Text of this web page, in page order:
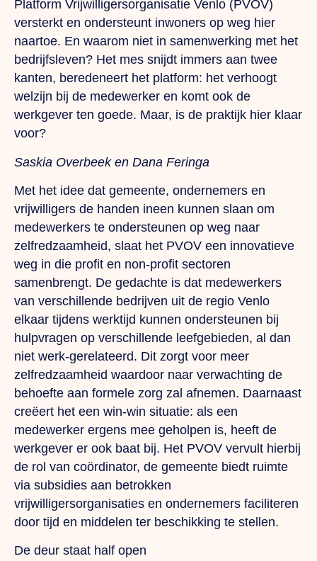
Platform Vrijwilligersorganisatie Venlo (PVOV)
versterkt en ondersteunt inwoners op weg hier
naartoe. En waarom niet in samenwerking met het
bedrijfsleven? Het mes snijdt immers aan twee
kanten, beredeneert het platform: het verhoogt
welzijn bij de medewerker en komt ook de
werkgever ten goede. Maar, is de praktijk hier klaar
voor?
Saskia Overbeek en Dana Feringa
Met het idee dat gemeente, ondernemers en
vrijwilligers de handen ineen kunnen slaan om
medewerkers te ondersteunen op weg naar
zelfredzaamheid, slaat het PVOV een innovatieve
weg in die profit en non-profit sectoren
samenbrengt. De gedachte is dat medewerkers
van verschillende bedrijven uit de regio Venlo
elkaar tijdens werktijd kunnen ondersteunen bij
hulpvragen op verschillende leefgebieden, al dan
niet werk-gerelateerd. Dit zorgt voor meer
zelfredzaamheid waardoor naar verwachting de
behoefte aan formele zorg zal afnemen. Daarnaast
creëert het een win-win situatie: als een
medewerker ergens mee geholpen is, heeft de
werkgever er ook baat bij. Het PVOV vervult hierbij
de rol van coördinator, de gemeente biedt ruimte
via subsidies aan betrokken
vrijwilligersorganisaties en ondernemers faciliteren
door tijd en middelen ter beschikking te stellen.
De deur staat half open